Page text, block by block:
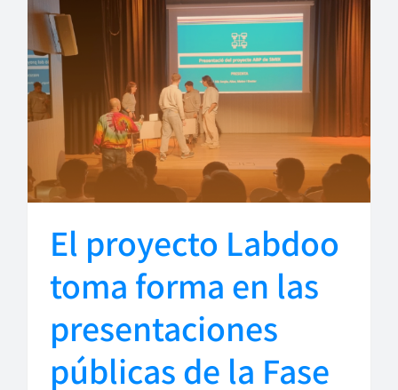
El proyecto Labdoo
toma forma en las
presentaciones
públicas de la Fase